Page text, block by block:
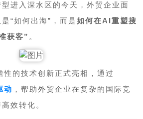
进入深水区的今天，外贸企业面
“如何出海”，而是如何在AI重塑搜
获客” 。
性的技术创新正式亮相，通过
动 ，帮助外贸企业在复杂的国际竞
效转化。